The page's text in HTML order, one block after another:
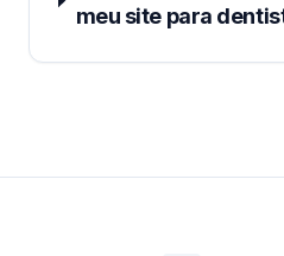
meu site para